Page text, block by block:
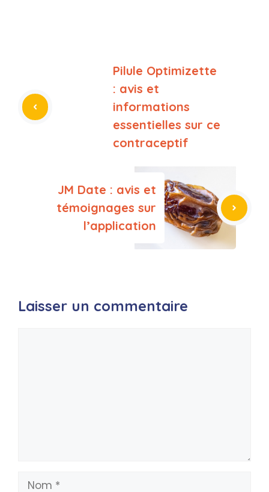
Pilule Optimizette
: avis et
informations
essentielles sur ce
contraceptif
JM Date : avis et
témoignages sur
l’application
Laisser un commentaire
Nom